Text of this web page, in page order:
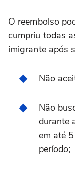
O reembolso
cumpriu todas
imigrante após
Não
Não
durante
em até
período;